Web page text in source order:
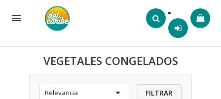

VEGETALES CONGELADOS
Relevancia  FILTRAR